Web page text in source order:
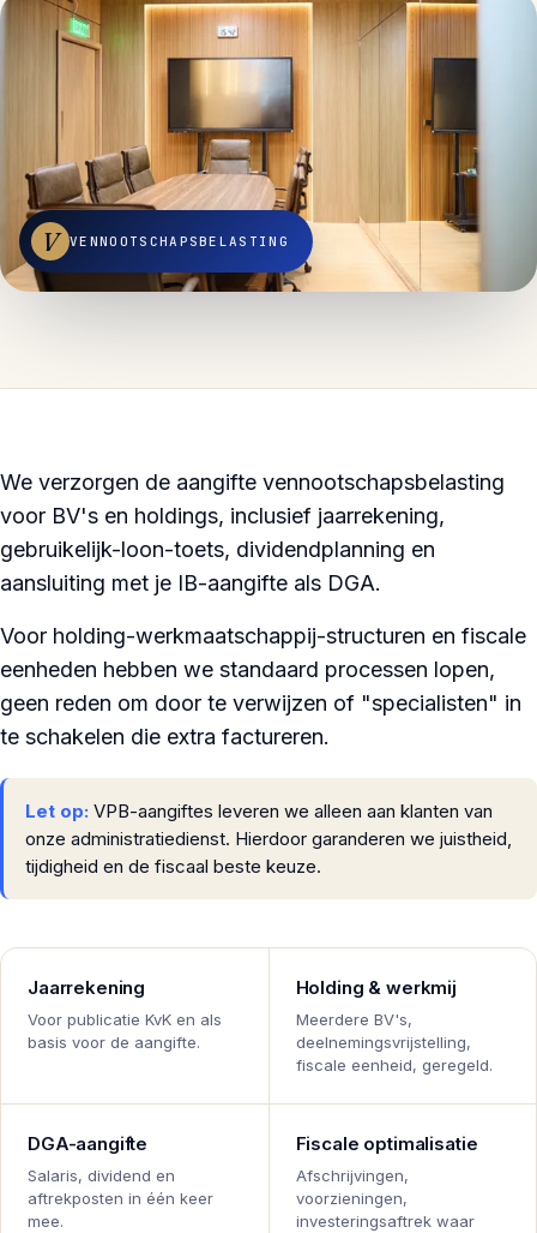
V VENNOOTSCHAPSBELASTING
We verzorgen de aangifte vennootschapsbelasting
voor BV's en holdings, inclusief jaarrekening,
gebruikelijk-loon-toets, dividendplanning en
aansluiting met je IB-aangifte als DGA.
Voor holding-werkmaatschappij-structuren en fiscale
eenheden hebben we standaard processen lopen,
geen reden om door te verwijzen of "specialisten" in
te schakelen die extra factureren.
Let op: VPB-aangiftes leveren we alleen aan klanten van
onze administratiedienst. Hierdoor garanderen we juistheid,
tijdigheid en de fiscaal beste keuze.
Jaarrekening
Voor publicatie KvK en als
basis voor de aangifte.
Holding & werkmij
Meerdere BV's,
deelnemingsvrijstelling,
fiscale eenheid, geregeld.
DGA-aangifte
Salaris, dividend en
aftrekposten in één keer
mee.
Fiscale optimalisatie
Afschrijvingen,
voorzieningen,
investeringsaftrek waar